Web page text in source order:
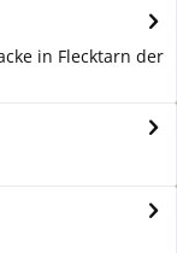
in Flecktarn der